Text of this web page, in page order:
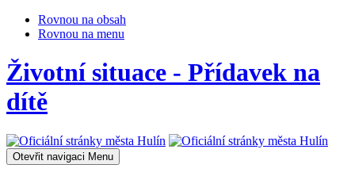
Rovnou na obsah
Rovnou na menu
Životní situace - Přídavek na
dítě
Otevřit navigaci Menu